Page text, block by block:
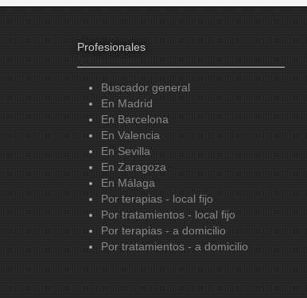
Profesionales
Buscador general
En Madrid
En Barcelona
En Valencia
En Sevilla
En Zaragoza
En Málaga
Por terapias - local fijo
Por tratamientos - local fijo
Por terapias - a domicilio
Por tratamientos - a domicilio